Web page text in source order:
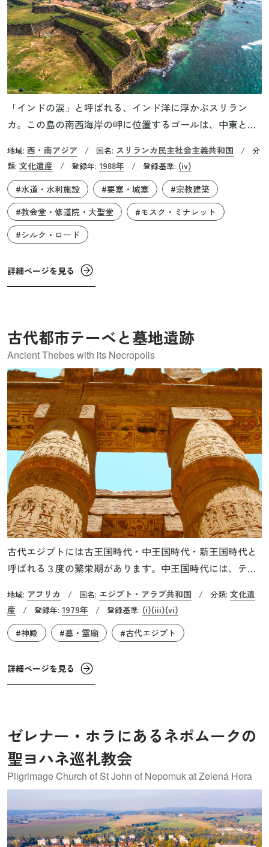
「インドの涙」と呼ばれる、インド洋に浮かぶスリラン
カ。この島の南西海岸の岬に位置するゴールは、中東と中
ド”）の中継地点として古代から栄えました。大航海時代の
16世紀にはポルトガル人が進出し、要塞を建設。18世紀に
は、ポルトガルとの覇権争いに勝利してアジアに進出した
オランダがこの土地を支配し、ゴールは要塞都市として最
盛期を迎えます。その後、イギリスに支配国が移ってから
も、ゴールは貿易港として繁栄し続けました。ゴール旧市
転用したモスクなどが混在しています。
地域: 西・南アジア / 国名: スリランカ民主社会主義共和国 /
分
類: 文化遺産 / 登録年: 1988年 / 登録基準: (iv)
#水道・水利施設
#要塞・城塞
#宗教建築
#教会堂・修道院・大聖堂
#モスク・ミナレット
#シルク・ロード
詳細ページを見る
古代都市テーベと墓地遺跡
Ancient Thebes with its Necropolis
古代エジプトには古王国時代・中王国時代・新王国時代と
呼ばれる３度の繁栄期があります。中王国時代には、テー
メン神をまつるカルナク神殿の造営が始まります。新王国
時代にはおよそ5,000㎡の大列柱広間が完成し、カルナク神
殿は古代エジプトにおいて最大規模を誇る神殿となりま
ト全土の主神として信仰されるようになり、アメン神と太
陽神ラーを結び付けたアメン・ラー信仰が盛んになりまし
地域: アフリカ / 国名: エジプト・アラブ共和国 / 分類: 文化遺
産
/ 登録年: 1979年 / 登録基準: (i)(iii)(vi)
#神殿
#墓・霊廟 #古代エジプト
詳細ページを見る
ゼレナー・ホラにあるネポムークの
聖ヨハネ巡礼教会
Pilgrimage Church of St John of Nepomuk at Zelená Hora